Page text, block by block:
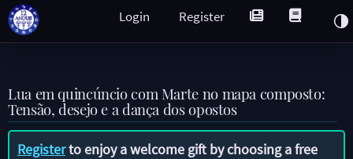
Register
Login
Lua em quincúncio com Marte no mapa composto:
Tensão, desejo e a dança dos opostos
Registerto enjoy a welcome gift by choosing a free